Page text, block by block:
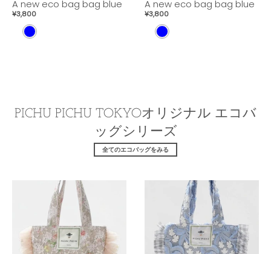
A new eco bag bag blue
¥3,800
B
A new eco bag bag blue
¥3,800
B
PICHU PICHU TOKYOオリジナル エコバ
ッグシリーズ
全てのエコバッグをみる